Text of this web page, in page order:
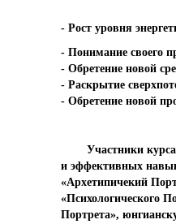
- Рост уровня
- Понимание своего
- Обретение новой
- Раскрытие
- Обретение новой
Участники курса
и эффективных
«Архетипичекий
«Психологического
Портрета»,